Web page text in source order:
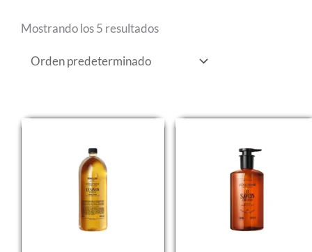
Mostrando los 5 resultados